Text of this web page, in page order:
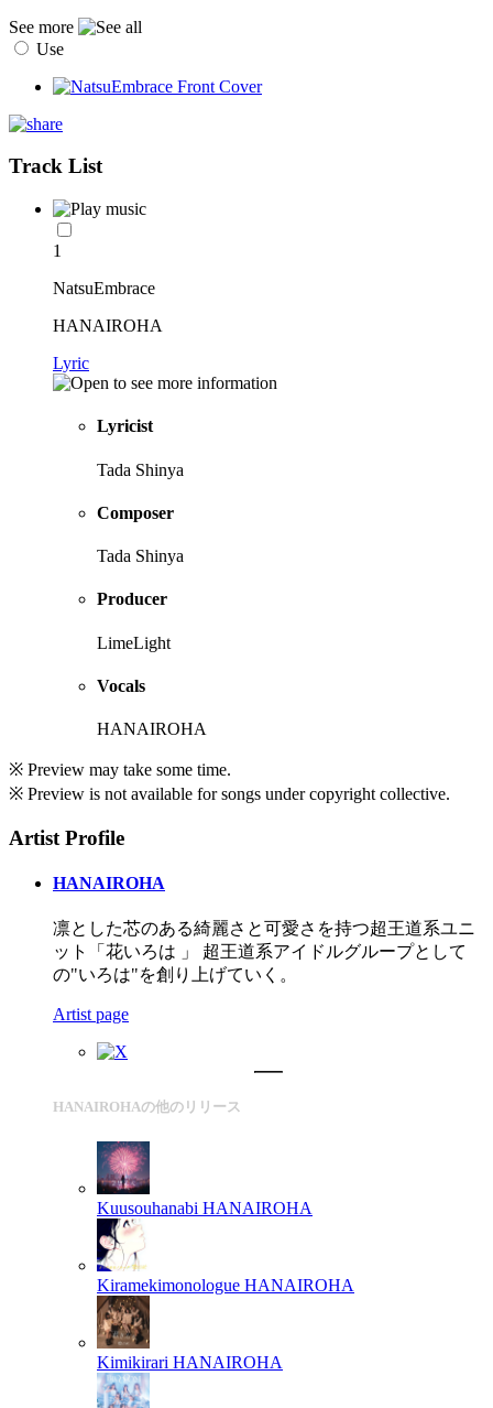
See more
Use
Track List
1
NatsuEmbrace
HANAIROHA
Lyric
Lyricist
Tada Shinya
Composer
Tada Shinya
Producer
LimeLight
Vocals
HANAIROHA
※ Preview may take some time.
※ Preview is not available for songs under copyright collective.
Artist Profile
HANAIROHA
凛とした芯のある綺麗さと可愛さを持つ超王道系ユニ
ット「花いろは 」 超王道系アイドルグループとして
の"いろは"を創り上げていく。
Artist page
HANAIROHAの他のリリース
Kuusouhanabi HANAIROHA
Kiramekimonologue HANAIROHA
Kimikirari HANAIROHA